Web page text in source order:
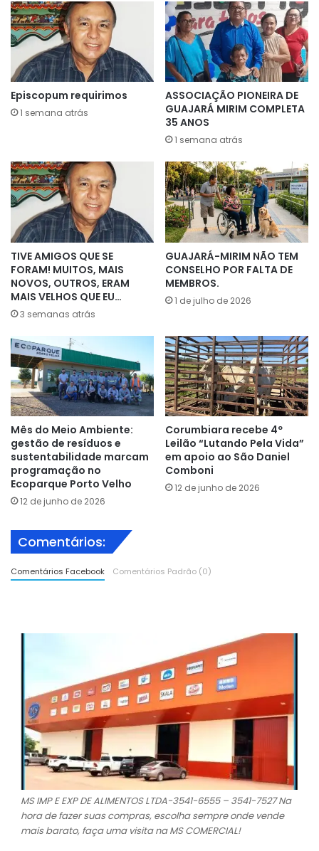
Episcopum requirimos
1 semana atrás
ASSOCIAÇÃO PIONEIRA DE
GUAJARÁ MIRIM COMPLETA
35 ANOS
1 semana atrás
TIVE AMIGOS QUE SE
FORAM! MUITOS, MAIS
NOVOS, OUTROS, ERAM
MAIS VELHOS QUE EU…
3 semanas atrás
GUAJARÁ-MIRIM NÃO TEM
CONSELHO POR FALTA DE
MEMBROS.
1 de julho de 2026
Mês do Meio Ambiente:
gestão de resíduos e
sustentabilidade marcam
programação no
Ecoparque Porto Velho
12 de junho de 2026
Corumbiara recebe 4º
Leilão “Lutando Pela Vida”
em apoio ao São Daniel
Comboni
12 de junho de 2026
Comentários:
Comentários Facebook Comentários Padrão (0)
MS IMP E EXP DE ALIMENTOS LTDA-3541-6555 – 3541-7527 Na
hora de fazer suas compras, escolha sempre onde vende
mais barato, faça uma visita na MS COMERCIAL!